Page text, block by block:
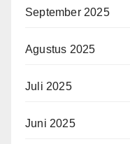
September 2025
Agustus 2025
Juli 2025
Juni 2025